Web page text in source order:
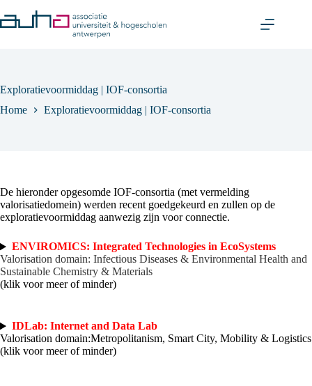
to
content
Exploratievoormiddag | IOF-consortia
Home
Exploratievoormiddag | IOF-consortia
De hieronder opgesomde IOF-consortia (met vermelding
valorisatiedomein) werden recent goedgekeurd en zullen op de
exploratievoormiddag aanwezig zijn voor connectie.
ENVIROMICS: Integrated Technologies in EcoSystems
Valorisation domain: Infectious Diseases & Environmental Health and
Sustainable Chemistry & Materials
(klik voor meer of minder)
IDLab: Internet and Data Lab
Valorisation domain:Metropolitanism, Smart City, Mobility & Logistics
(klik voor meer of minder)